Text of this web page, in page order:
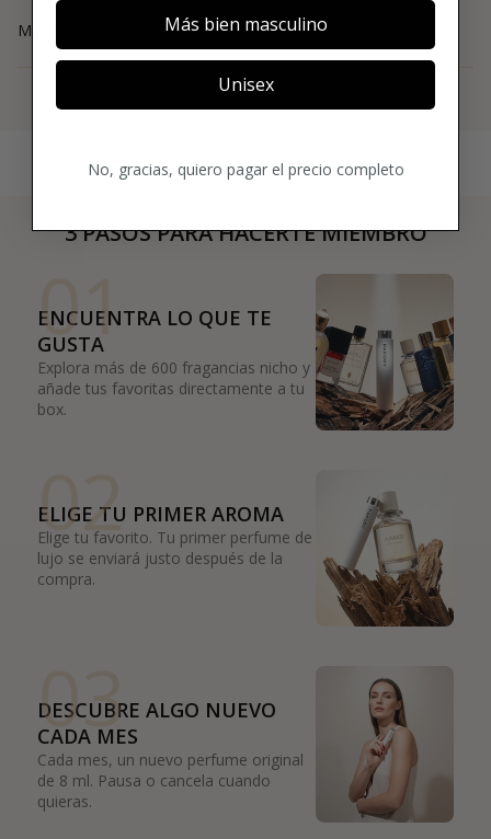
Maria
3 PASOS PARA HACERTE MIEMBRO
01
ENCUENTRA LO QUE TE
GUSTA
Explora más de 600 fragancias nicho y
añade tus favoritas directamente a tu
box.
02
ELIGE TU PRIMER AROMA
Elige tu favorito. Tu primer perfume de
lujo se enviará justo después de la
compra.
03
DESCUBRE ALGO NUEVO
CADA MES
Cada mes, un nuevo perfume original
de 8 ml. Pausa o cancela cuando
quieras.
Más bien masculino
Unisex
No, gracias, quiero pagar el precio completo